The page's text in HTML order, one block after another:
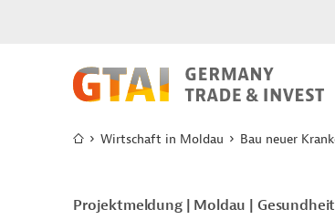
Wirtschaft in Moldau Bau neuer
Projektmeldung Moldau